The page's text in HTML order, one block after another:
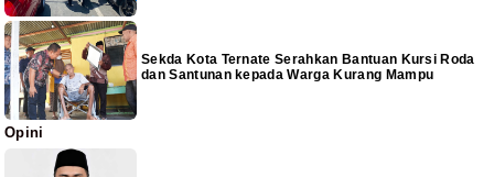
Sekda Kota Ternate Serahkan Bantuan Kursi Roda
dan Santunan kepada Warga Kurang Mampu
Opini